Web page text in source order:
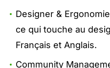
Designer &
ce qui touche au
Français et Anglais.
Community